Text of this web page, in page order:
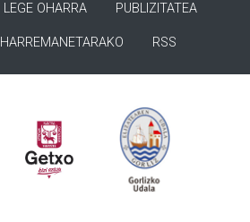
LEGE OHARRA PUBLIZITATEA
HARREMANETARAKO RSS